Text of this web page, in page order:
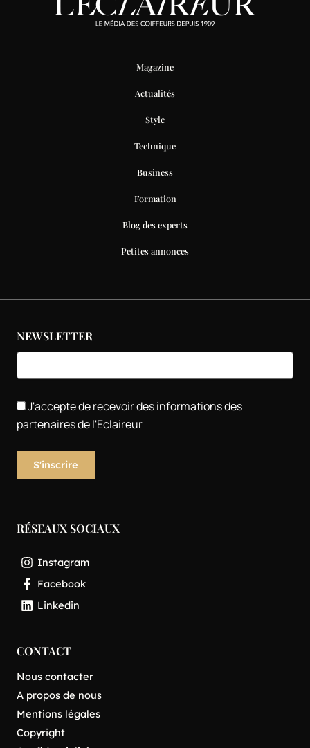
Magazine
Actualités
Style
Technique
Business
Formation
Blog des experts
Petites annonces
NEWSLETTER
J'accepte de recevoir des informations des
partenaires de l'Eclaireur
RÉSEAUX SOCIAUX
Instagram
Facebook
Linkedin
CONTACT
Nous contacter
A propos de nous
Mentions légales
Copyright